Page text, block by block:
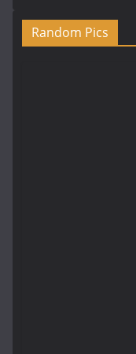
Random Pics